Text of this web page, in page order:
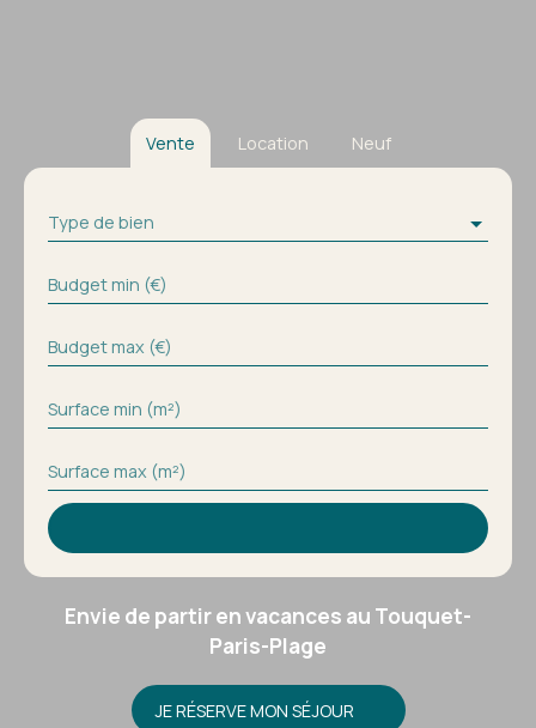
Vente Location Neuf
Type de bien
Budget min (€)
Budget max (€)
Surface min (m²)
Surface max (m²)
Envie de partir en vacances au Touquet-
Paris-Plage
JE RÉSERVE MON SÉJOUR